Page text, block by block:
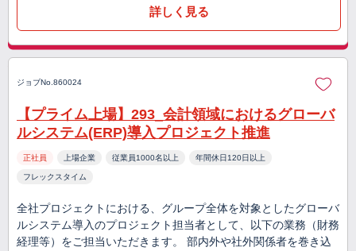
詳しく見る
ジョブNo.860024
【プライム上場】293_会計領域におけるグローバ
ルシステム(ERP)導入プロジェクト推進
正社員 上場企業 従業員1000名以上 年間休日120日以上
フレックスタイム
全社プロジェクトにおける、グループ全体を対象としたグローバ
ルシステム導入のプロジェクト担当者として、以下の業務（財務
経理等）をご担当いただきます。 部内外や社外関係者を巻き込